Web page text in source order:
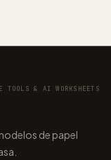
TOOLS & AI WORKSHEETS
de papel